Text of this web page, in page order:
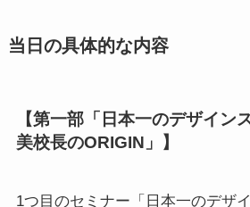
当日の具体的な内容
【第一部「日本一のデザイン
美校長のORIGIN」】
1つ目のセミナー「日本一のデザ